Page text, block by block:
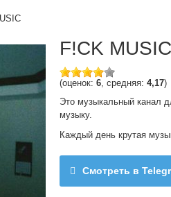
F!CK MUSIC
(оценок: 6, средняя: 4,17)
Это музыкальный канал
музыку.
Каждый день крутая
Смотреть в